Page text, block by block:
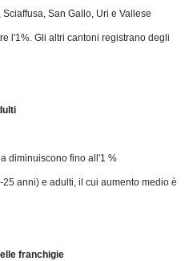
San Gallo, Uri e Vallese
l'1%. Gli altri cantoni registrano degli
diminuiscono fino all'1 %
anni) e adulti, il cui aumento medio è
franchigie